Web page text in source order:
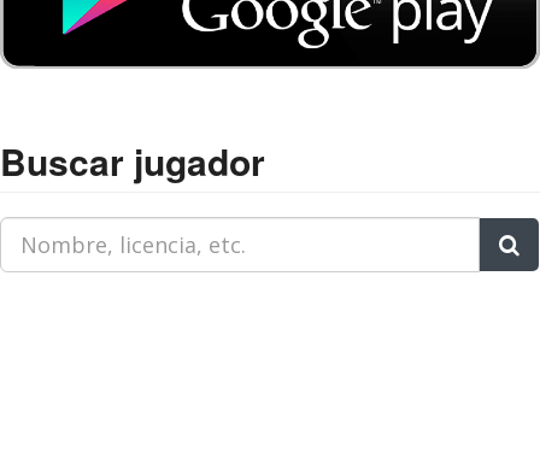
Buscar jugador